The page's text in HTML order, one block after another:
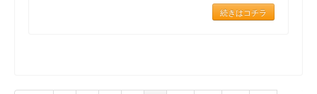
続きはコチラ